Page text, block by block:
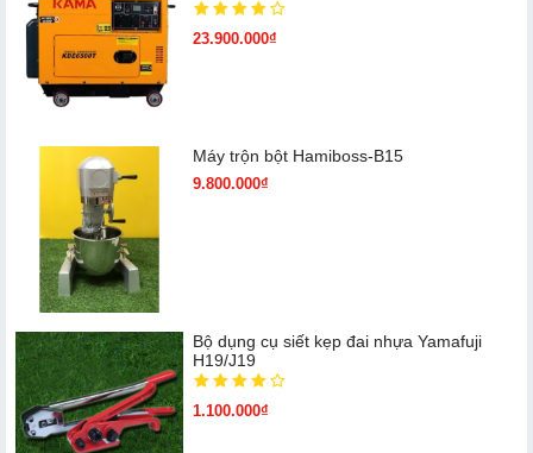
23.900.000₫
Máy trộn bột Hamiboss-B15
9.800.000₫
Bộ dụng cụ siết kẹp đai nhựa Yamafuji
H19/J19
1.100.000₫